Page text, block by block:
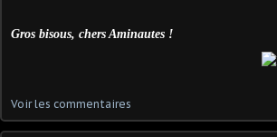
Gros bisous, chers Aminautes !
Voir les commentaires